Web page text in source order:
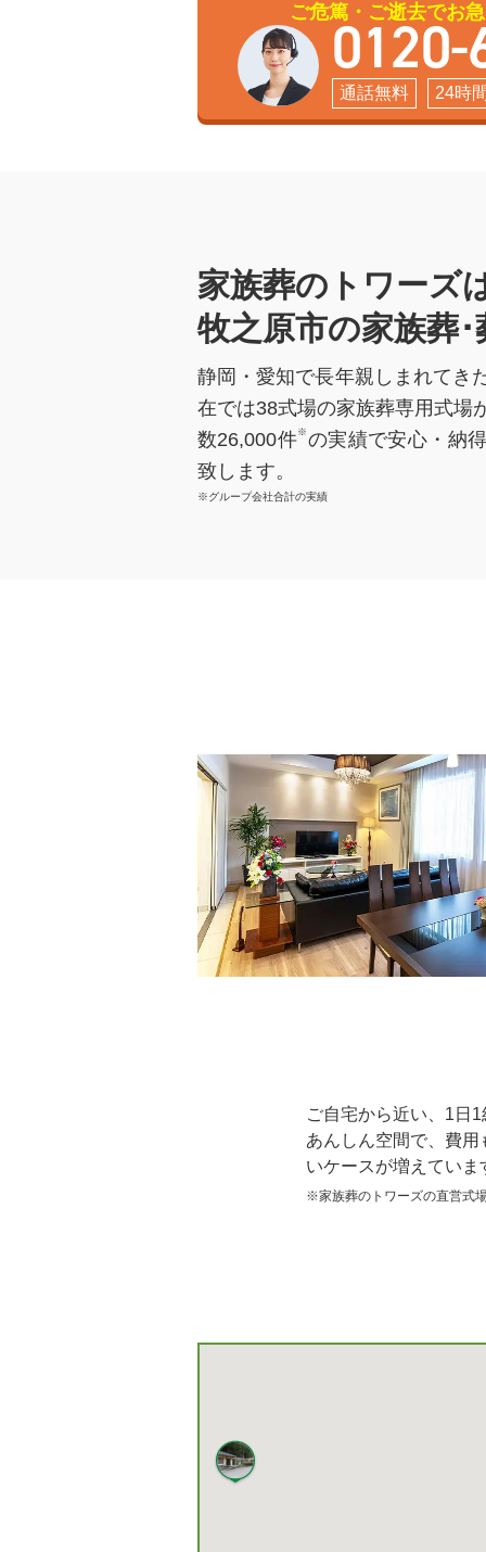
ご危篤・ご逝去でお
通話無料 24時
家族葬のトワーズ
牧之原市の家族葬
静岡・愛知で長年親しまれてき
在では38式場の家族葬専用式場
数26,000件※ の実績で安心・納
致します。
※グループ会社合計の実績
ご自宅から近い、1日
あんしん空間で、費
いケースが増えてい
※家族葬のトワーズの直営式